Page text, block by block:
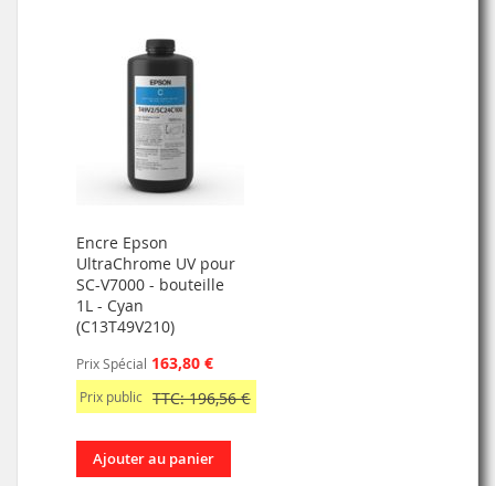
Encre Epson
UltraChrome UV pour
SC-V7000 - bouteille
1L - Cyan
(C13T49V210)
Prix Spécial 163,80 €
Prix public TTC: 196,56 €
Ajouter au panier